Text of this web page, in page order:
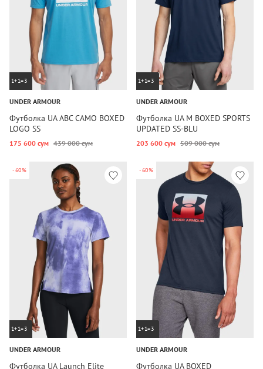
1+1=3
UNDER ARMOUR
Футболка UA ABC CAMO BOXED
LOGO SS
175 600 сум 439 000 сум
1+1=3
UNDER ARMOUR
Футболка UA M BOXED SPORTS
UPDATED SS-BLU
203 600 сум 509 000 сум
-60%
1+1=3
UNDER ARMOUR
Футболка UA Launch Elite
-60%
1+1=3
UNDER ARMOUR
Футболка UA BOXED